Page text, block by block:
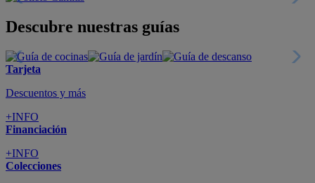
Descubre nuestras guías
Tarjeta
Descuentos y más
+INFO
Financiación
+INFO
Colecciones